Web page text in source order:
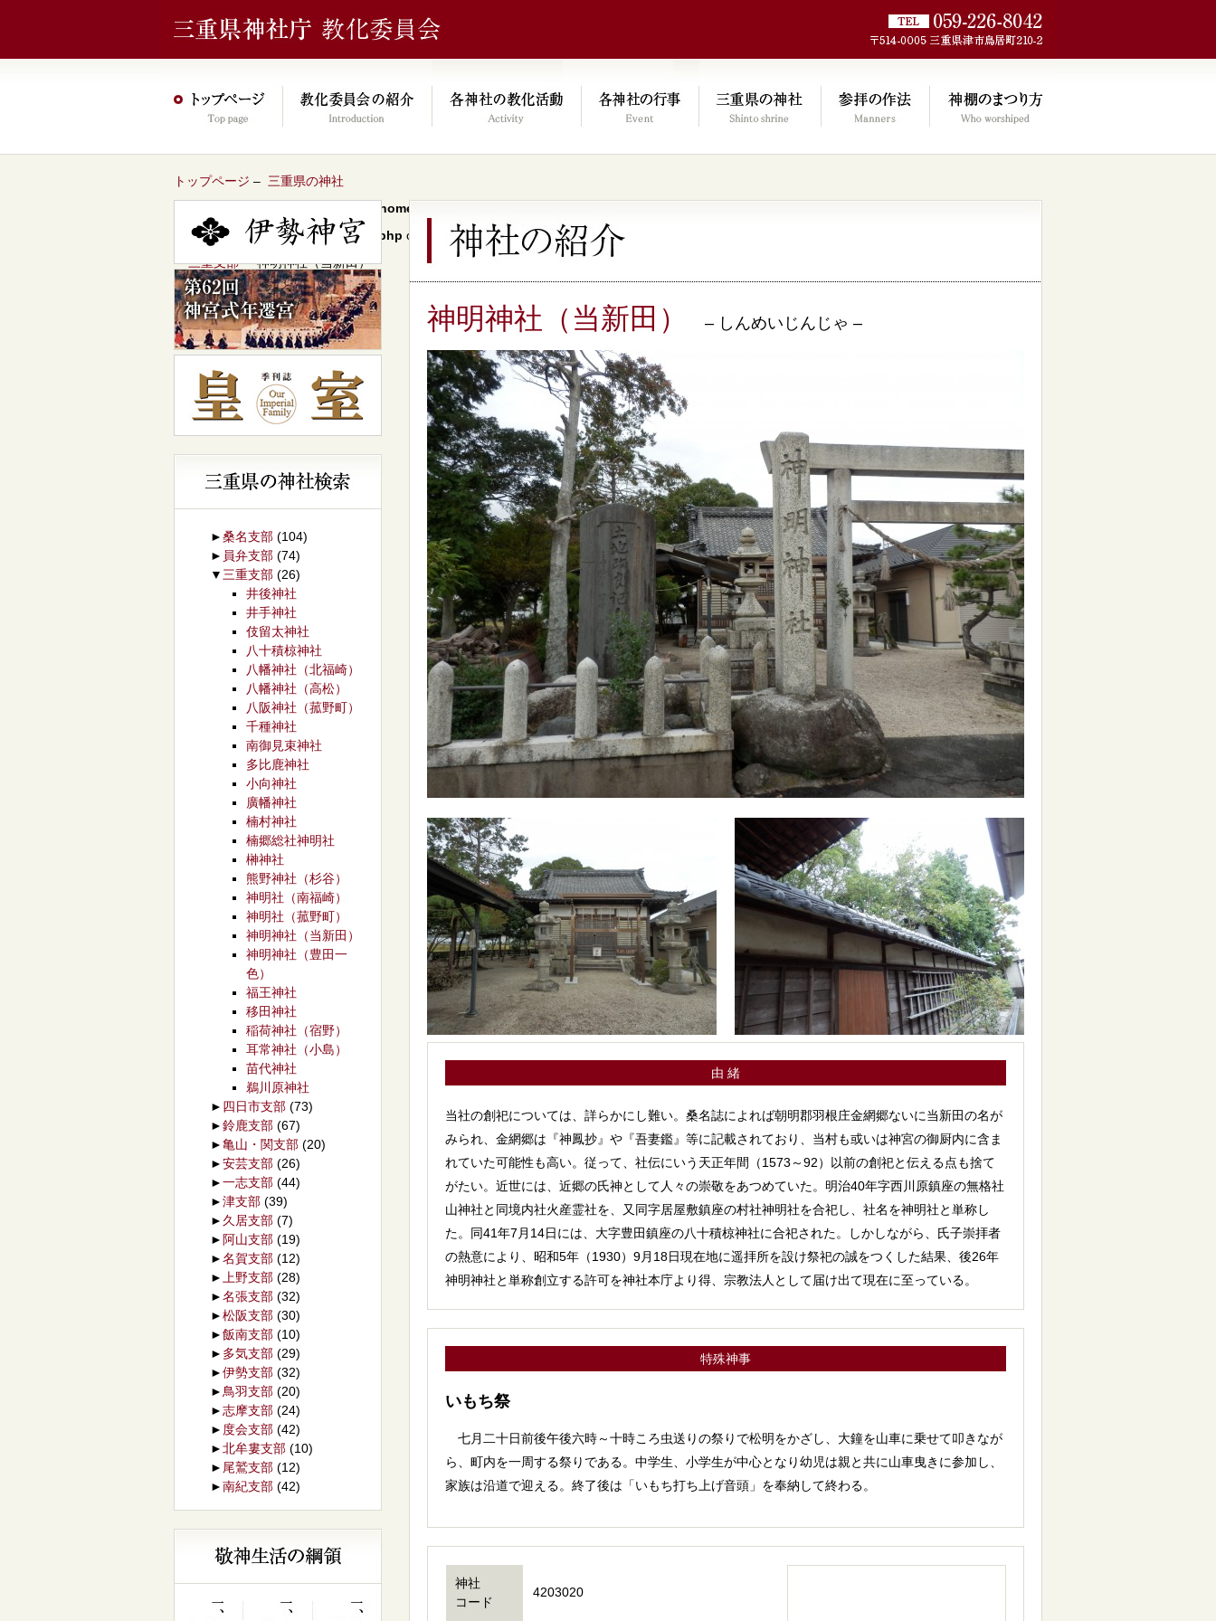
トップページ – 三重県の神社
/home/xs046278/mie-jinjacho.or.jp/public_html/kyoka.mie-jinjacho.or.jp/wp/wp-
content/themes/jinja2022/header.php on line
64
–三重支部– 神明神社（当新田）
神明神社（当新田） – しんめいじんじゃ –
由 緒
当社の創祀については、詳らかにし難い。桑名誌によれば朝明郡羽根庄金網郷ないに当新田の名が
みられ、金網郷は『神鳳抄』や『吾妻鑑』等に記載されており、当村も或いは神宮の御厨内に含ま
れていた可能性も高い。従って、社伝にいう天正年間（1573～92）以前の創祀と伝える点も捨て
がたい。近世には、近郷の氏神として人々の崇敬をあつめていた。明治40年字西川原鎮座の無格社
山神社と同境内社火産霊社を、又同字居屋敷鎮座の村社神明社を合祀し、社名を神明社と単称し
た。同41年7月14日には、大字豊田鎮座の八十積椋神社に合祀された。しかしながら、氏子崇拝者
の熱意により、昭和5年（1930）9月18日現在地に遥拝所を設け祭祀の誠をつくした結果、後26年
神明神社と単称創立する許可を神社本庁より得、宗教法人として届け出て現在に至っている。
特殊神事
いもち祭
七月二十日前後午後六時～十時ころ虫送りの祭りで松明をかざし、大鐘を山車に乗せて叩きなが
ら、町内を一周する祭りである。中学生、小学生が中心となり幼児は親と共に山車曳きに参加し、
家族は沿道で迎える。終了後は「いもち打ち上げ音頭」を奉納して終わる。
神社
コード
4203020
►桑名支部 (104)
► 員弁支部 (74)
▼ 三重支部 (26)
井後神社
井手神社
伎留太神社
八十積椋神社
八幡神社（北福崎）
八幡神社（高松）
八阪神社（菰野町）
千種神社
南御見束神社
多比鹿神社
小向神社
廣幡神社
楠村神社
楠郷総社神明社
榊神社
熊野神社（杉谷）
神明社（南福崎）
神明社（菰野町）
神明神社（当新田）
神明神社（豊田一
色）
福王神社
移田神社
稲荷神社（宿野）
耳常神社（小島）
苗代神社
鵜川原神社
► 四日市支部 (73)
►鈴鹿支部 (67)
►亀山・関支部 (20)
►安芸支部 (26)
►一志支部 (44)
►津支部 (39)
► 久居支部 (7)
► 阿山支部 (19)
►名賀支部 (12)
►
上野支部 (28)
►名張支部 (32)
►松阪支部 (30)
►飯南支部 (10)
► 多気支部 (29)
►伊勢支部 (32)
► 鳥羽支部 (20)
►志摩支部 (24)
► 度会支部 (42)
►北牟婁支部 (10)
► 尾鷲支部 (12)
►南紀支部 (42)